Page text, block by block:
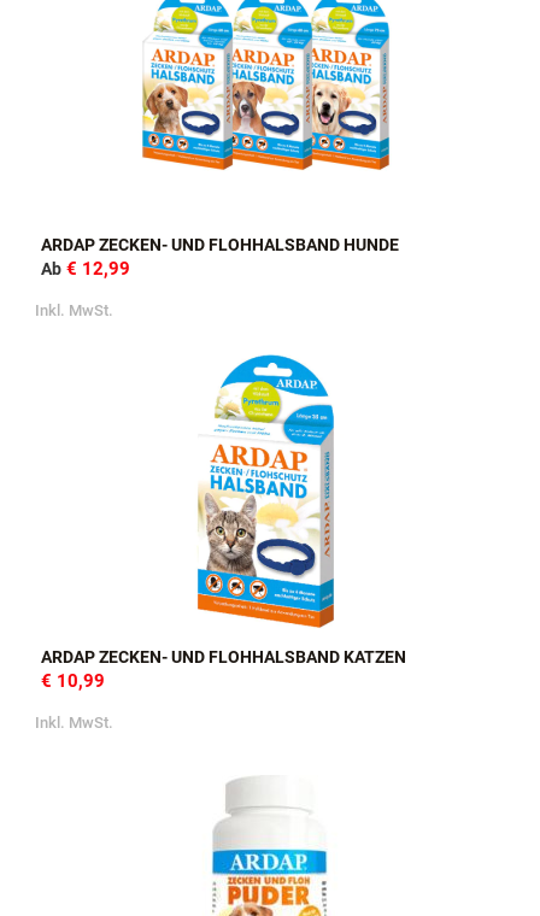
ARDAP ZECKEN- UND FLOHHALSBAND HUNDE
Ab € 12,99
Inkl. MwSt.
ARDAP ZECKEN- UND FLOHHALSBAND KATZEN
€ 10,99
Inkl. MwSt.